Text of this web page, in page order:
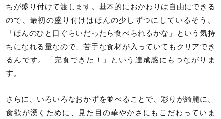
ちが盛り付けて渡します。基本的におかわりは自由にできる
ので、最初の盛り付けはほんの少しずつにしているそう。
「ほんのひと口ぐらいだったら食べられるかな」という気持
ちになれる量なので、苦手な食材が入っていてもクリアでき
るんです。「完食できた！」という達成感にもつながりま
す。
さらに、いろいろなおかずを並べることで、彩りが綺麗に。
食欲が湧くために、見た目の華やかさにもこだわっていま